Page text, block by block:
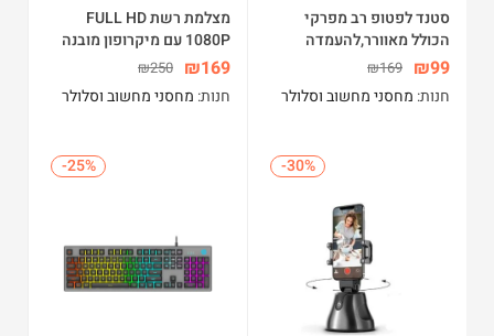
סטנד לפטופ רב מפרקי
הכולל מאוורר,להעמדה
במבחר זוויות כמעט אין סופי
ומתאים לאין ספור שימושים
₪99
₪169
חנות: מחסני מחשוב וסלולר
מצלמת רשת FULL HD
1080P עם מיקרופון מובנה
וחיבור USB
₪169
₪250
חנות: מחסני מחשוב וסלולר
-30%
-25%